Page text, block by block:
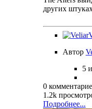
других
Автор
5
0
1.2k
Подробнее...